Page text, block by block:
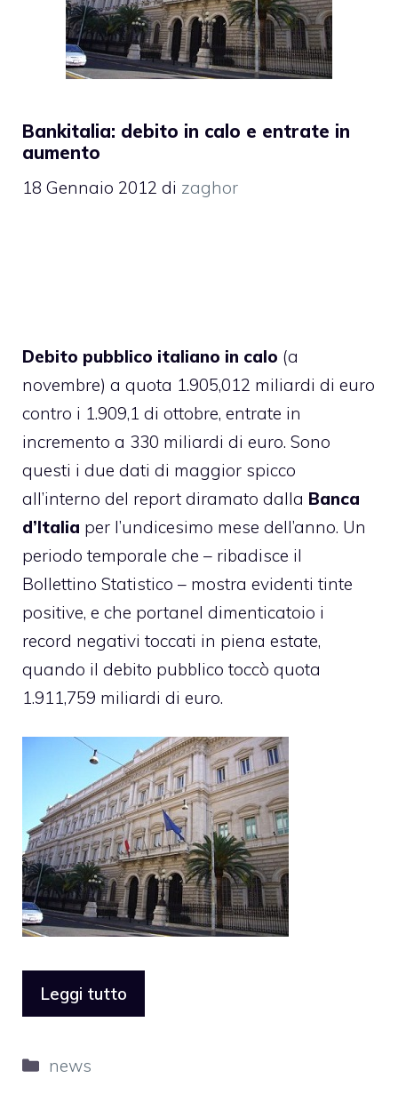
Bankitalia: debito in calo e entrate in
aumento
18 Gennaio 2012 di zaghor
Debito pubblico italiano in calo (a
novembre) a quota 1.905,012 miliardi di euro
contro i 1.909,1 di ottobre, entrate in
incremento a 330 miliardi di euro. Sono
questi i due dati di maggior spicco
all’interno del report diramato dalla Banca
d’Italia per l’undicesimo mese dell’anno. Un
periodo temporale che – ribadisce il
Bollettino Statistico – mostra evidenti tinte
positive, e che portanel dimenticatoio i
record negativi toccati in piena estate,
quando il debito pubblico toccò quota
1.911,759 miliardi di euro.
Leggi tutto
Categorie
news